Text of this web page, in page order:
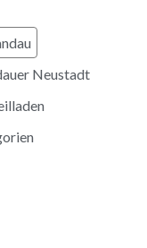
Neustadt